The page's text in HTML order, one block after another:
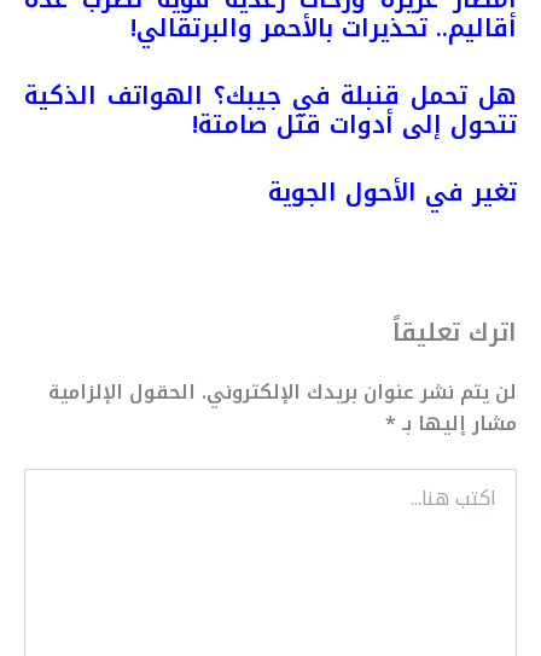
أقاليم.. تحذيرات بالأحمر والبرتقالي!
هل تحمل قنبلة في جيبك؟ الهواتف الذكية
تتحول إلى أدوات قتل صامتة!
تغير في الأحول الجوية
اترك تعليقاً
لن يتم نشر عنوان بريدك الإلكتروني. الحقول الإلزامية
مشار إليها بـ*
اكتب
هنا...